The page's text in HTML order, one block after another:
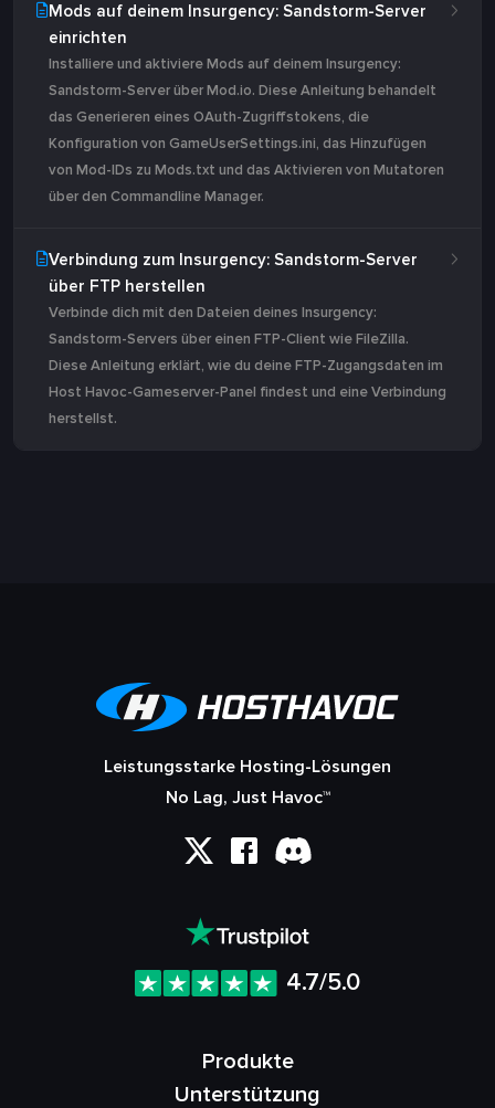
Mods auf deinem Insurgency: Sandstorm-Server
einrichten
Installiere und aktiviere Mods auf deinem Insurgency:
Sandstorm-Server über Mod.io. Diese Anleitung behandelt
das Generieren eines OAuth-Zugriffstokens, die
Konfiguration von GameUserSettings.ini, das Hinzufügen
von Mod-IDs zu Mods.txt und das Aktivieren von Mutatoren
über den Commandline Manager.
Verbindung zum Insurgency: Sandstorm-Server
über FTP herstellen
Verbinde dich mit den Dateien deines Insurgency:
Sandstorm-Servers über einen FTP-Client wie FileZilla.
Diese Anleitung erklärt, wie du deine FTP-Zugangsdaten im
Host Havoc-Gameserver-Panel findest und eine Verbindung
herstellst.
Leistungsstarke Hosting-Lösungen
No Lag, Just Havoc™
4.7/5.0
Produkte
Unterstützung